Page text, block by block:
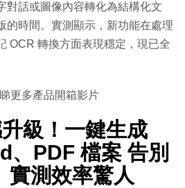
對話或圖像內容轉化為結構化文
的時間。實測顯示，新功能在處理
OCR 轉換方面表現穩定，現已全
更多產品開箱影片
級！一鍵生成
、PDF 檔案 告別
實測效率驚人